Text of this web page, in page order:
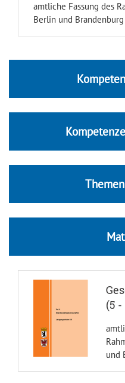
amtliche Fassung des
Berlin und Brandenburg
(5 -
und